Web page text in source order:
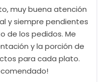
muy buena atención
y siempre pendientes
de los pedidos. Me
y la porción de
para cada plato.